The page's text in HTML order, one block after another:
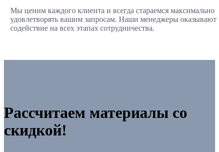
Мы ценим каждого клиента и всегда стараемся максимально
удовлетворять вашим запросам. Наши менеджеры оказывают
содействие на всех этапах сотрудничества.
Рассчитаем материалы со
скидкой!